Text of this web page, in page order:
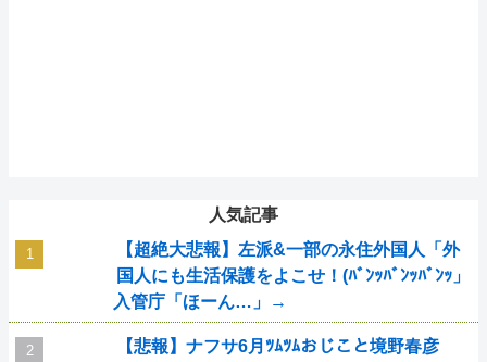
人気記事
【超絶大悲報】左派&一部の永住外国人「外
国人にも生活保護をよこせ！(ﾊﾞﾝｯﾊﾞﾝｯﾊﾞﾝｯ」
入管庁「ほーん…」→
【悲報】ナフサ6月ﾂﾑﾂﾑおじこと境野春彦